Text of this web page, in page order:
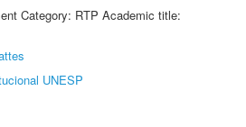
Category: RTP Academic title:
UNESP